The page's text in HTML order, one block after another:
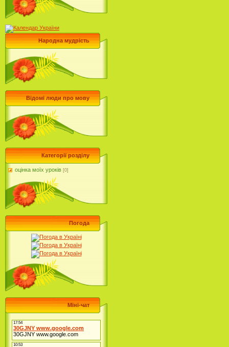
Народна мудрість
Відомі люди про мову
Категорії розділу
оцінка моїх уроків [0]
Погода
Міні-чат